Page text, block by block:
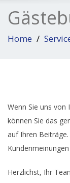
Home
Wenn Sie uns von
können Sie das
auf Ihren
Herzlichst, Ihr